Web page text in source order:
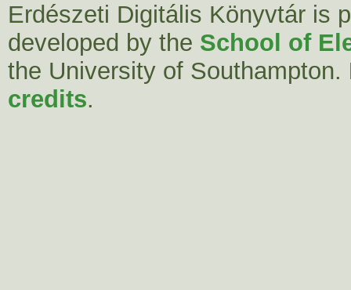
Erdészeti Digitális Könyvtár is
developed by the School of
the University of Southampton.
credits.